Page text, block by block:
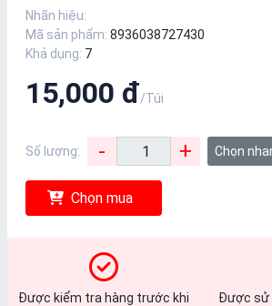
Nhãn hiệu:
Mã sản phẩm: 8936038727430
Khả dụng: 7
15,000 đ/Túi
Số lượng: - + Chọn
Chọn mua
Được kiểm tra hàng trước khi
Được sử